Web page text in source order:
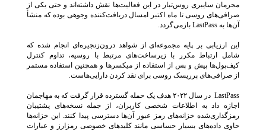
مجرمان سایبری روس‌تبار در این فعالیت‌ها نقش داشته‌اند و حتی یکی از
صرافی‌های روسی تا ماه اکتبر امسال دریافت‌کننده وجوهی بوده که منشأ
آن‌ها به LastPass بازمی‌گردد.
این ارزیابی بر پایه مجموعه‌ای از شواهد درون‌زنجیره‌ای انجام شده که
شامل ارتباط مکرر با زیرساخت‌های مرتبط با روسیه، تداوم کنترل
کیف‌پول‌ها پیش و پس از استفاده از میکسرها و همچنین استفاده مستمر
از صرافی‌های پرریسک روسی برای نقد کردن دارایی‌هاست.
LastPass در سال ۲۰۲۲ هدف یک حمله گسترده قرار گرفت که به مهاجمان
اجازه داد به اطلاعات شخصی کاربران، از جمله نسخه‌های پشتیبان
رمزگذاری‌شده خزانه‌های رمز عبور آن‌ها دسترسی پیدا کنند. این خزانه‌ها
حاوی داده‌های بسیار حساسی مانند کلیدهای خصوصی رمزارز و عبارات